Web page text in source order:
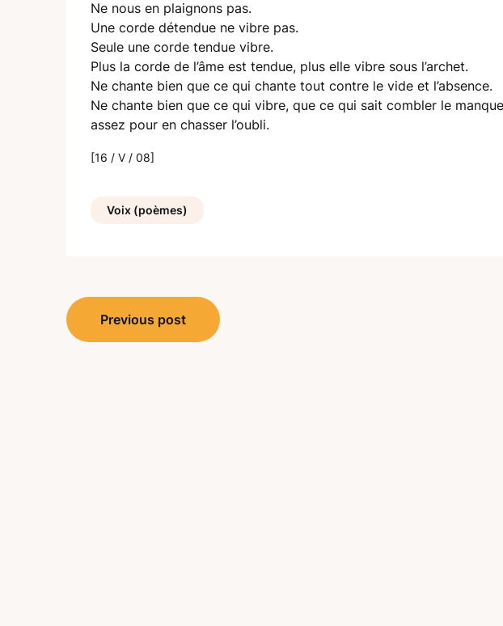
Ne nous en plaignons pas.
Une corde détendue ne vibre pas.
Seule une corde tendue vibre.
Plus la corde de l’âme est tendue, plus elle vibre sous l’archet.
Ne chante bien que ce qui chante tout contre le vide et l’absence.
Ne chante bien que ce qui vibre, que ce qui sait combler le manque
assez pour en chasser l’oubli.
[16 / V / 08]
Voix (poèmes)
Navigation
de
Previous post